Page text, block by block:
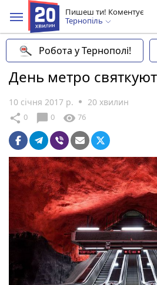
Пишеш ти! Коментує
Тернопіль
Робота у Тернополі!
День метро
10 січня 2017 р. 20 хвилин
share 0 chat_bubble 0 visibility 76